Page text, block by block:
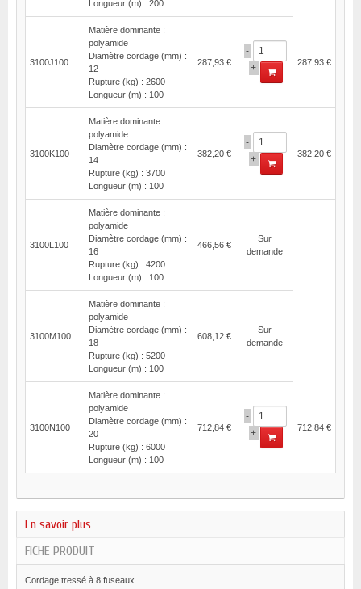
Longueur (m) : 200
3100J100
Matière dominante :
polyamide
Diamètre cordage (mm) :
12
Rupture (kg) : 2600
Longueur (m) : 100
287,93 €
-
+
287,93 €
3100K100
Matière dominante :
polyamide
Diamètre cordage (mm) :
14
Rupture (kg) : 3700
Longueur (m) : 100
382,20 €
-
+
382,20 €
3100L100
Matière dominante :
polyamide
Diamètre cordage (mm) :
16
Rupture (kg) : 4200
Longueur (m) : 100
466,56 €
Sur
demande
3100M100
Matière dominante :
polyamide
Diamètre cordage (mm) :
18
Rupture (kg) : 5200
Longueur (m) : 100
608,12 €
Sur
demande
3100N100
Matière dominante :
polyamide
Diamètre cordage (mm) :
20
Rupture (kg) : 6000
Longueur (m) : 100
712,84 €
-
+
712,84 €
En savoir plus
FICHE PRODUIT
Cordage tressé à 8 fuseaux